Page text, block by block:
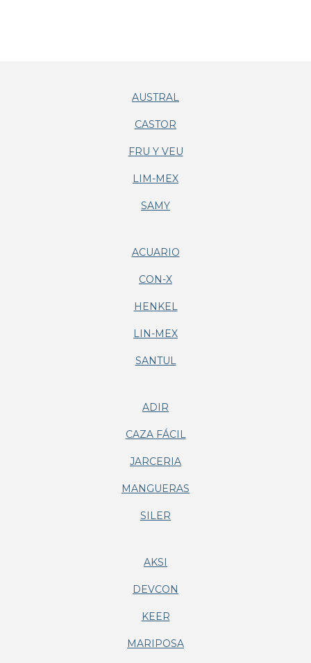
AUSTRAL
CASTOR
FRU Y VEU
LIM-MEX
SAMY
ACUARIO
CON-X
HENKEL
LIN-MEX
SANTUL
ADIR
CAZA FÁCIL
JARCERIA
MANGUERAS
SILER
AKSI
DEVCON
KEER
MARIPOSA